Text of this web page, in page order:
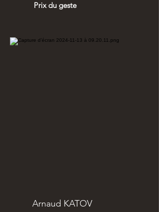
Prix du geste
Arnaud KATOV